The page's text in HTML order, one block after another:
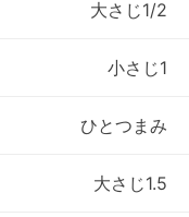
大さじ1/2
小さじ1
ひとつまみ
大さじ1.5